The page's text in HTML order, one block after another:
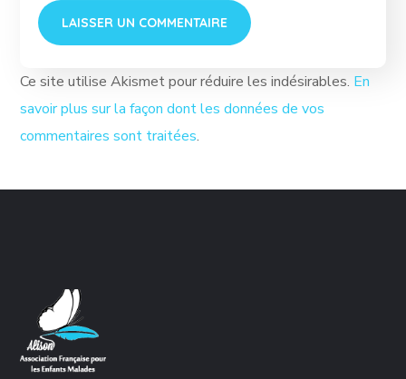
Ce site utilise Akismet pour réduire les indésirables. En
savoir plus sur la façon dont les données de vos
commentaires sont traitées.